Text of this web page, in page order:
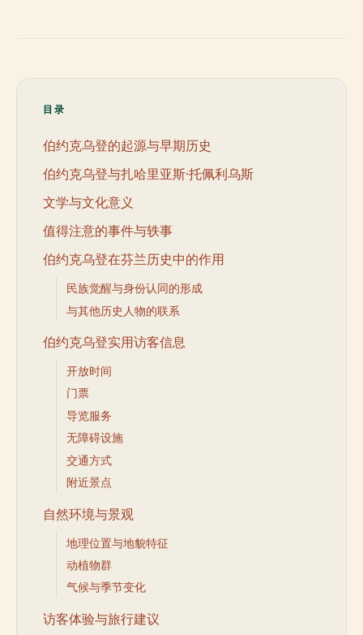
目录
伯约克乌登的起源与早期历史
伯约克乌登与扎哈里亚斯·托佩利乌斯
文学与文化意义
值得注意的事件与轶事
伯约克乌登在芬兰历史中的作用
民族觉醒与身份认同的形成
与其他历史人物的联系
伯约克乌登实用访客信息
开放时间
门票
导览服务
无障碍设施
交通方式
附近景点
自然环境与景观
地理位置与地貌特征
动植物群
气候与季节变化
访客体验与旅行建议